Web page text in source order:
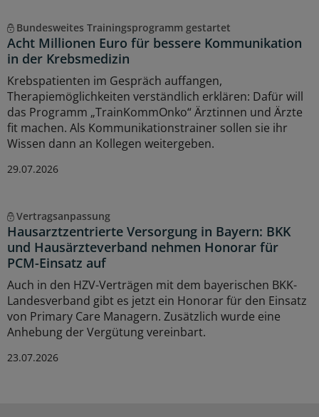
Bundesweites Trainingsprogramm gestartet
Acht Millionen Euro für bessere Kommunikation
in der Krebsmedizin
Krebspatienten im Gespräch auffangen,
Therapiemöglichkeiten verständlich erklären: Dafür will
das Programm „TrainKommOnko“ Ärztinnen und Ärzte
fit machen. Als Kommunikationstrainer sollen sie ihr
Wissen dann an Kollegen weitergeben.
29.07.2026
Vertragsanpassung
Hausarztzentrierte Versorgung in Bayern: BKK
und Hausärzteverband nehmen Honorar für
PCM-Einsatz auf
Auch in den HZV-Verträgen mit dem bayerischen BKK-
Landesverband gibt es jetzt ein Honorar für den Einsatz
von Primary Care Managern. Zusätzlich wurde eine
Anhebung der Vergütung vereinbart.
23.07.2026